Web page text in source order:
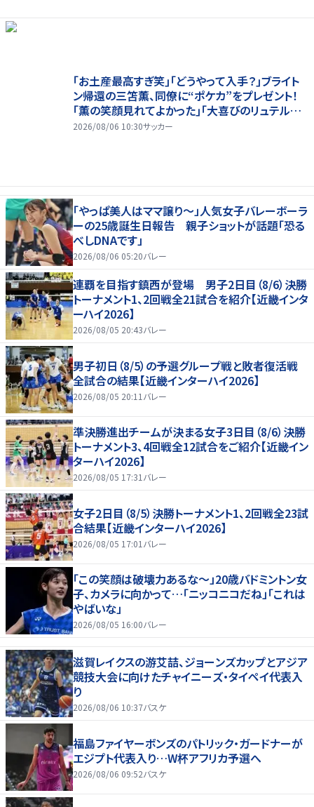
｢お土産最高すぎ笑｣｢どうやって入手？｣ブライト
ン帰還の三笘薫、同僚に“ポケカ”をプレゼント！
｢薫の笑顔見れてよかった｣｢大喜びのリュテル可
愛すぎ｣
2026/08/06 10:30サッカー
「やっぱ美人はママ譲り～」人気女子バレーボーラ
ーの25歳誕生日報告 親子ショットが話題「恐る
べしDNAです」
2026/08/06 05:20バレー
連覇を目指す鎮西が登場 男子2日目（8/6）決勝
トーナメント1、2回戦全21試合を紹介【近畿インタ
ーハイ2026】
2026/08/05 20:43バレー
男子初日（8/5）の予選グループ戦と敗者復活戦
全試合の結果【近畿インターハイ2026】
2026/08/05 20:11 バレー
準決勝進出チームが決まる女子3日目（8/6）決勝
トーナメント3、4回戦全12試合をご紹介【近畿イン
ターハイ2026】
2026/08/05 17:31バレー
女子2日目（8/5）決勝トーナメント1、2回戦全23試
合結果【近畿インターハイ2026】
2026/08/05 17:01 バレー
「この笑顔は破壊力あるな〜」20歳バドミントン女
子、カメラに向かって…「ニッコニコだね」「これは
やばいな」
2026/08/05 16:00バレー
滋賀レイクスの游艾喆、ジョーンズカップとアジア
競技大会に向けたチャイニーズ・タイペイ代表入
り
2026/08/06 10:37バスケ
福島ファイヤーボンズのパトリック・ガードナーが
エジプト代表入り…W杯アフリカ予選へ
2026/08/06 09:52バスケ